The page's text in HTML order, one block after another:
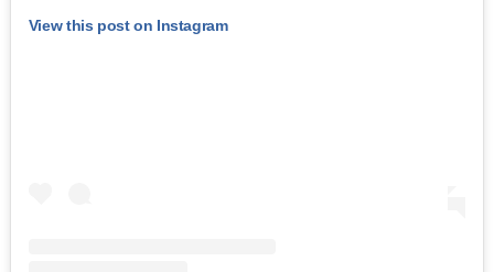
View this post on Instagram